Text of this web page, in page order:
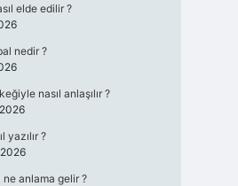
elde edilir ?
nedir ?
nasıl anlaşılır ?
yazılır ?
ne anlama gelir ?